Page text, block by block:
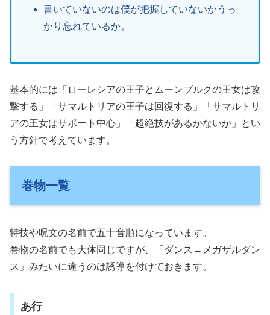
書いていないのは僕が把握していないかうっ
かり忘れているか。
基本的には「ローレシアの王子とムーンブルクの王女は攻
撃する」「サマルトリアの王子は回復する」「サマルトリ
アの王女はサポート中心」「超絶技があるかないか」とい
う方針で考えています。
巻物一覧
特技や呪文の名前で五十音順になっています。
巻物の名前でも大体同じですが、「ダンス→メガザルダン
ス」みたいに違うのは誘導を付けておきます。
あ行